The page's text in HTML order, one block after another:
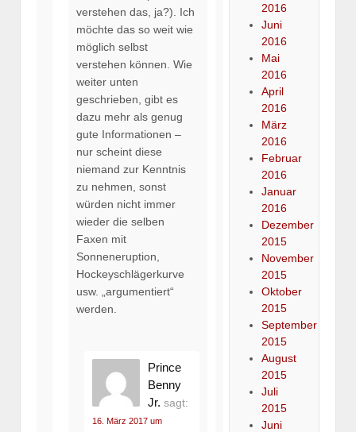
verstehen das, ja?). Ich
möchte das so weit wie
möglich selbst
verstehen können. Wie
weiter unten
geschrieben, gibt es
dazu mehr als genug
gute Informationen –
nur scheint diese
niemand zur Kenntnis
zu nehmen, sonst
würden nicht immer
wieder die selben
Faxen mit
Sonneneruption,
Hockeyschlägerkurve
usw. „argumentiert“
werden.
Prince
Benny
Jr. sagt:
16. März 2017 um
2016
Juni
2016
Mai
2016
April
2016
März
2016
Februar
2016
Januar
2016
Dezember
2015
November
2015
Oktober
2015
September
2015
August
2015
Juli
2015
Juni